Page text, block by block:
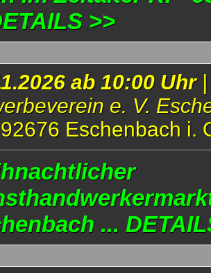
>>
ab 10:00 Uhr |
e. V.
Eschenbach i.
...